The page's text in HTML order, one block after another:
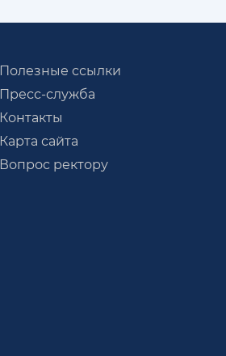
Полезные ссылки
Пресс-служба
Контакты
Карта сайта
Вопрос ректору